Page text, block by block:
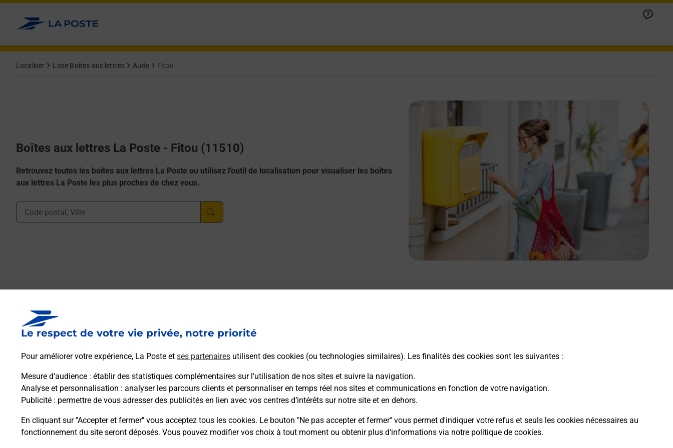
Le respect de votre vie privée, notre priorité
Pour améliorer votre expérience, La Poste et ses partenaires utilisent des cookies (ou technologies similaires). Les finalités des cookies sont les suivantes :
Mesure d’audience : établir des statistiques complémentaires sur l’utilisation de nos sites et suivre la navigation.
Analyse et personnalisation : analyser les parcours clients et personnaliser en temps réel nos sites et communications en fonction de votre navigation.
Publicité : permettre de vous adresser des publicités en lien avec vos centres d’intérêts sur notre site et en dehors.
En cliquant sur "Accepter et fermer" vous acceptez tous les cookies. Le bouton "Ne pas accepter et fermer" vous permet d'indiquer votre refus et seuls les cookies nécessaires au
fonctionnement du site seront déposés. Vous pouvez modifier vos choix à tout moment ou obtenir plus d'informations via notre politique de cookies.
Allez au contenu
Localiser Liste Boîtes aux lettres Aude Fitou
Boîtes aux lettres La Poste - Fitou (11510)
Retrouvez toutes les boîtes aux lettres La Poste ou utilisez l'outil de localisation pour visualiser les boîtes
aux lettres La Poste les plus proches de chez vous.
Ville, Département, Code Postal
Boîte aux lettres La Poste
Prochaine collecte du courrier lundià 09h00
56 Avenue De La Mairie
Itinéraire